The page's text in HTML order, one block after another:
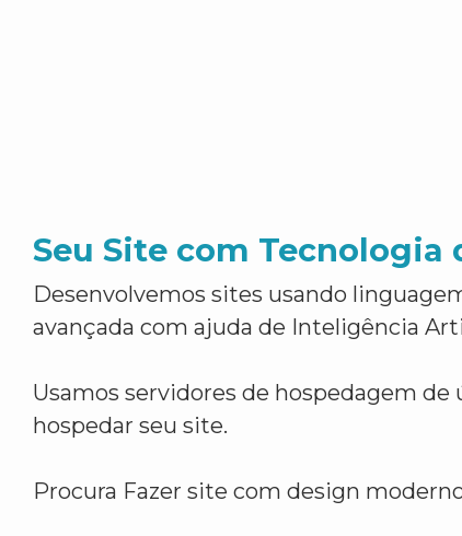
Seu Site com Tecnologia
Desenvolvemos sites usando
avançada com ajuda de Inteligência
Usamos servidores de hospedagem de
hospedar seu site.
Procura Fazer site com design